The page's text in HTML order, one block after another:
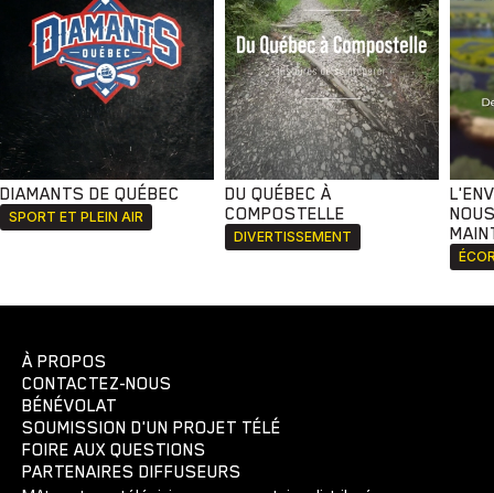
DIAMANTS DE QUÉBEC
SPORT ET PLEIN AIR
DU QUÉBEC À
COMPOSTELLE
DIVERTISSEMENT
À PROPOS
CONTACTEZ-NOUS
BÉNÉVOLAT
SOUMISSION D'UN PROJET TÉLÉ
FOIRE AUX QUESTIONS
PARTENAIRES DIFFUSEURS